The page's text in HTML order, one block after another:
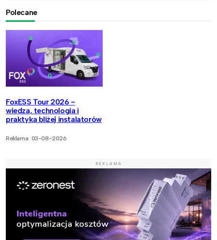
Polecane
FoxESS Tour 2026 -
wiedza, technologia i
praktyka bliżej instalatorów
Reklama 03-08-2026
REKLAMA